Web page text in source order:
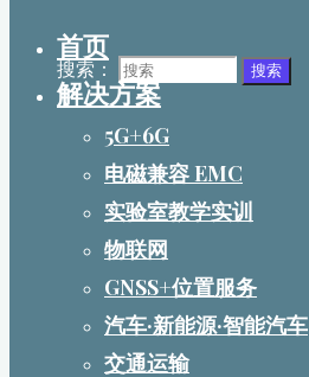
搜索： 搜索
首页
解决方案
5G+6G
电磁兼容 EMC
实验室教学实训
物联网
GNSS+位置服务
汽车·新能源·智能汽车
交通运输